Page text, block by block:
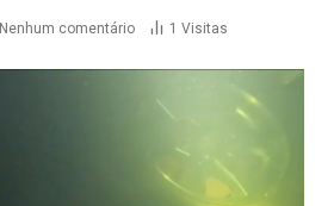
Nenhum comentário 1 Visitas